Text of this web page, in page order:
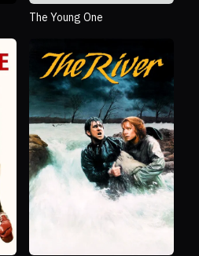
The Young One